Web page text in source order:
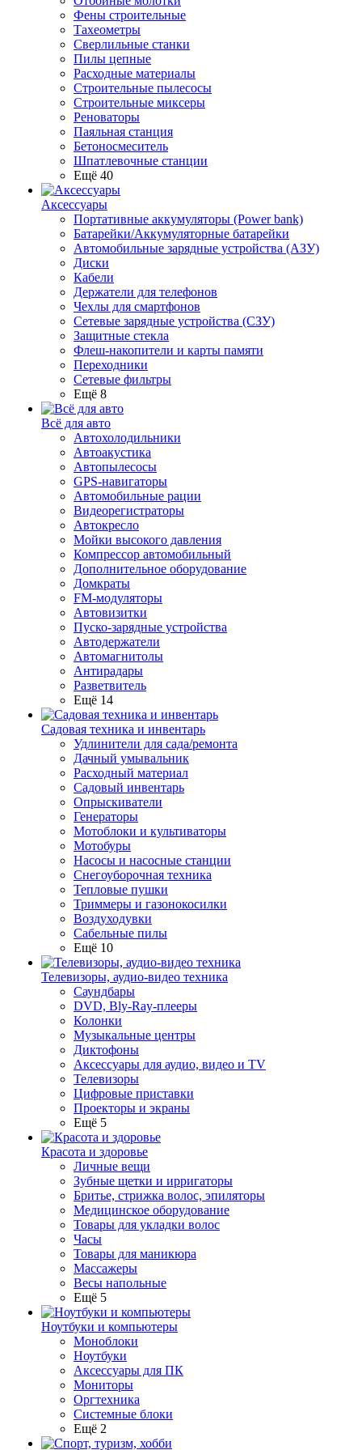
Фены строительные
Тахеометры
Сверлильные станки
Пилы цепные
Расходные материалы
Строительные пылесосы
Строительные миксеры
Реноваторы
Паяльная станция
Бетоносмеситель
Шпатлевочные станции
Ещё 40
Аксессуары
Портативные аккумуляторы (Power bank)
Батарейки/Аккумуляторные батарейки
Автомобильные зарядные устройства (АЗУ)
Диски
Кабели
Держатели для телефонов
Чехлы для смартфонов
Сетевые зарядные устройства (СЗУ)
Защитные стекла
Флеш-накопители и карты памяти
Переходники
Сетевые фильтры
Ещё 8
Всё для авто
Автохолодильники
Автоакустика
Автопылесосы
GPS-навигаторы
Автомобильные рации
Видеорегистраторы
Автокресло
Мойки высокого давления
Компрессор автомобильный
Дополнительное оборудование
Домкраты
FM-модуляторы
Автовизитки
Пуско-зарядные устройства
Автодержатели
Автомагнитолы
Антирадары
Разветвитель
Ещё 14
Садовая техника и инвентарь
Удлинители для сада/ремонта
Дачный умывальник
Расходный материал
Садовый инвентарь
Опрыскиватели
Генераторы
Мотоблоки и культиваторы
Мотобуры
Насосы и насосные станции
Снегоуборочная техника
Тепловые пушки
Триммеры и газонокосилки
Воздуходувки
Сабельные пилы
Ещё 10
Телевизоры, аудио-видео техника
Саундбары
DVD, Bly-Ray-плееры
Колонки
Музыкальные центры
Диктофоны
Аксессуары для аудио, видео и TV
Телевизоры
Цифровые приставки
Проекторы и экраны
Ещё 5
Красота и здоровье
Личные вещи
Зубные щетки и ирригаторы
Бритье, стрижка волос, эпиляторы
Медицинское оборудование
Товары для укладки волос
Часы
Товары для маникюра
Массажеры
Весы напольные
Ещё 5
Ноутбуки и компьютеры
Моноблоки
Ноутбуки
Аксессуары для ПК
Мониторы
Оргтехника
Системные блоки
Ещё 2